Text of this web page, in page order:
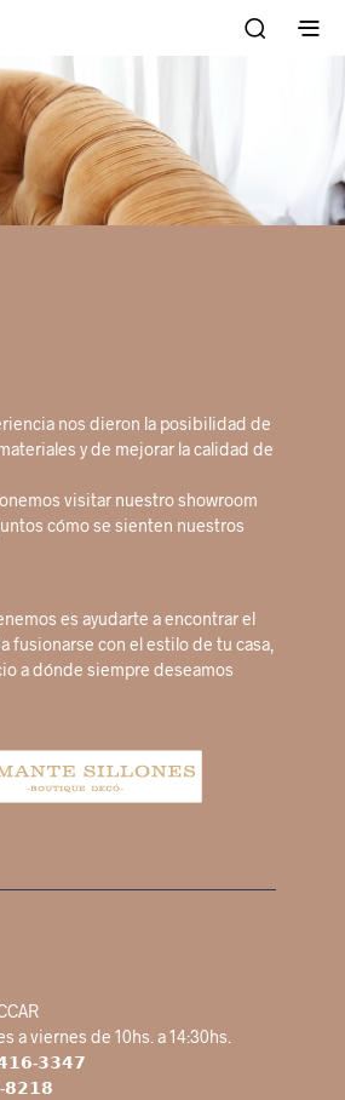
nos dieron la posibilidad de
y de mejorar la calidad de
visitar nuestro showroom
cómo se sienten nuestros
es ayudarte a encontrar el
fusionarse con el estilo de tu casa,
a dónde siempre deseamos
a viernes de 10hs. a 14:30hs.
𝟯𝟯𝟰𝟳
𝟴𝟮𝟭𝟴